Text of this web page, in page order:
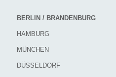
BERLIN / BRANDENBURG
HAMBURG
MÜNCHEN
DÜSSELDORF